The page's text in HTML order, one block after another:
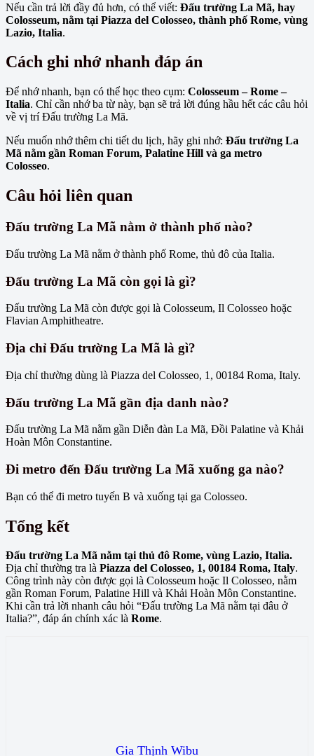
Nếu cần trả lời đầy đủ hơn, có thể viết: Đấu trường La Mã, hay
Colosseum, nằm tại Piazza del Colosseo, thành phố Rome, vùng
Lazio, Italia.
Cách ghi nhớ nhanh đáp án
Để nhớ nhanh, bạn có thể học theo cụm: Colosseum – Rome –
Italia. Chỉ cần nhớ ba từ này, bạn sẽ trả lời đúng hầu hết các câu hỏi
về vị trí Đấu trường La Mã.
Nếu muốn nhớ thêm chi tiết du lịch, hãy ghi nhớ: Đấu trường La
Mã nằm gần Roman Forum, Palatine Hill và ga metro
Colosseo.
Câu hỏi liên quan
Đấu trường La Mã nằm ở thành phố nào?
Đấu trường La Mã nằm ở thành phố Rome, thủ đô của Italia.
Đấu trường La Mã còn gọi là gì?
Đấu trường La Mã còn được gọi là Colosseum, Il Colosseo hoặc
Flavian Amphitheatre.
Địa chỉ Đấu trường La Mã là gì?
Địa chỉ thường dùng là Piazza del Colosseo, 1, 00184 Roma, Italy.
Đấu trường La Mã gần địa danh nào?
Đấu trường La Mã nằm gần Diễn đàn La Mã, Đồi Palatine và Khải
Hoàn Môn Constantine.
Đi metro đến Đấu trường La Mã xuống ga nào?
Bạn có thể đi metro tuyến B và xuống tại ga Colosseo.
Tổng kết
Đấu trường La Mã nằm tại thủ đô Rome, vùng Lazio, Italia.
Địa chỉ thường tra là Piazza del Colosseo, 1, 00184 Roma, Italy.
Công trình này còn được gọi là Colosseum hoặc Il Colosseo, nằm
gần Roman Forum, Palatine Hill và Khải Hoàn Môn Constantine.
Khi cần trả lời nhanh câu hỏi “Đấu trường La Mã nằm tại đâu ở
Italia?”, đáp án chính xác là Rome.
Gia Thịnh Wibu